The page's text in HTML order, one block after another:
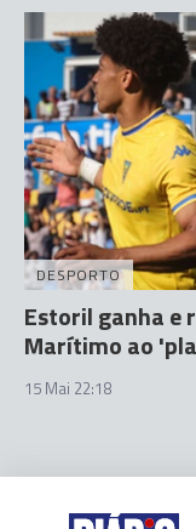
DESPORTO
Estoril ganha e
Marítimo ao
15 Mai 22:18